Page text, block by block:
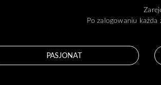
Po zalogowaniu
PASJONAT